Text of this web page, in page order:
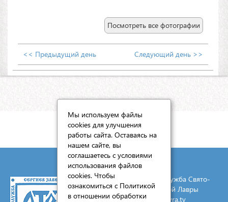
Посмотреть все фотографии
<< Предыдущий день Следующий день >>
КАРТА САЙТА
© 2026 Социальная служба Свято-
Троицкой Сергиевой Лавры
E-mail:mail@lavra.tv
Мы используем файлы
cookies для улучшения
работы сайта. Оставаясь на
нашем сайте, вы
соглашаетесь с условиями
использования файлов
cookies. Чтобы
ознакомиться с Политикой
в отношении обработки